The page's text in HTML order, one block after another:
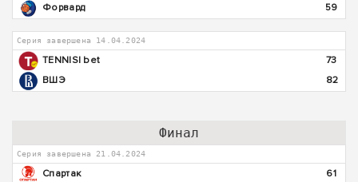
Форвард
59
Серия завершена 14.04.2024
TENNISI bet
73
ВШЭ
82
Финал
Серия завершена 21.04.2024
Спартак
61